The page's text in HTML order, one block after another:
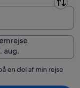
aug.
en del af min rejse